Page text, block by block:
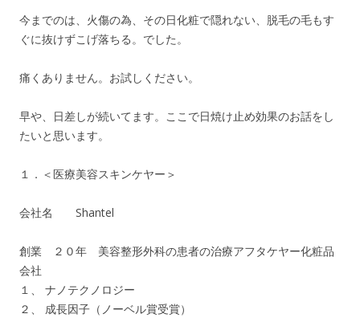
今までのは、火傷の為、その日化粧で隠れない、脱毛の毛もす
ぐに抜けずこげ落ちる。でした。
痛くありません。お試しください。
早や、日差しが続いてます。ここで日焼け止め効果のお話をし
たいと思います。
１．＜医療美容スキンケヤー＞
会社名 Shantel
創業 ２０年 美容整形外科の患者の治療アフタケヤー化粧品
会社
１、 ナノテクノロジー
２、 成長因子（ノーベル賞受賞）